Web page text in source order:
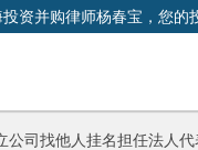
资并购律师杨春宝，您的
公司找他人挂名担任法人